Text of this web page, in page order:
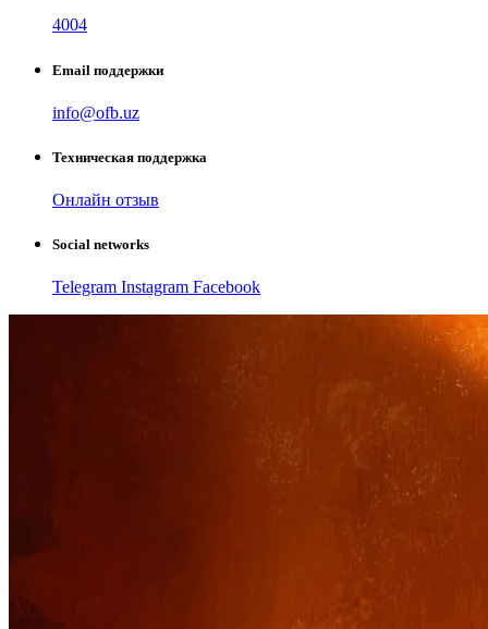
4004
Email поддержки
info@ofb.uz
Техническая поддержка
Онлайн отзыв
Social networks
Telegram Instagram Facebook